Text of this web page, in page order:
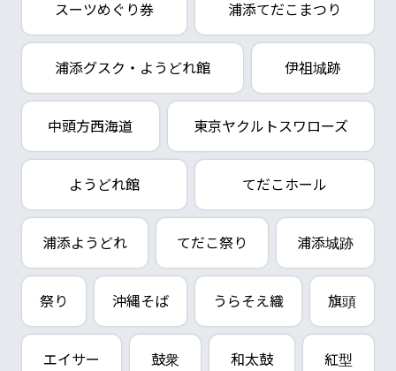
スーツめぐり券 浦添てだこまつり
浦添グスク・ようどれ館 伊祖城跡
中頭方西海道 東京ヤクルトスワローズ
ようどれ館 てだこホール
浦添ようどれ てだこ祭り 浦添城跡
祭り 沖縄そば うらそえ織 旗頭
エイサー 鼓衆 和太鼓 紅型